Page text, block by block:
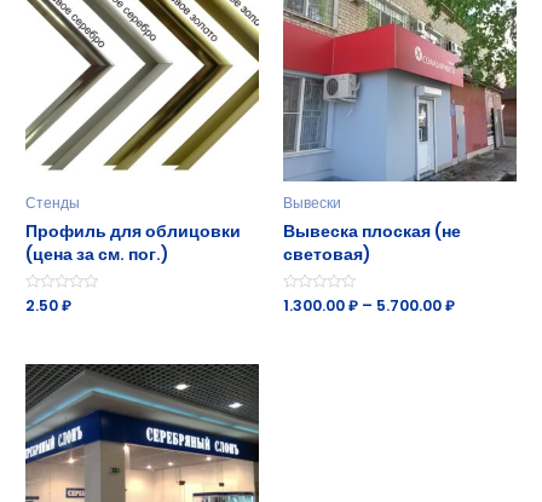
Стенды
Профиль для облицовки
(цена за см. пог.)
Оценка
0
2.50₽
Вывески
Вывеска плоская (не
световая)
Оценка
0
1.300.00₽ – 5.700.00₽